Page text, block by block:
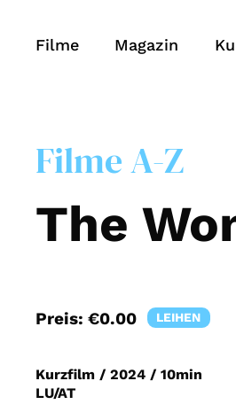
Filme Magazin
Filme A-Z
The
Preis: €0.00 LEIHEN
Kurzfilm / 2024 / 10min
LU/AT